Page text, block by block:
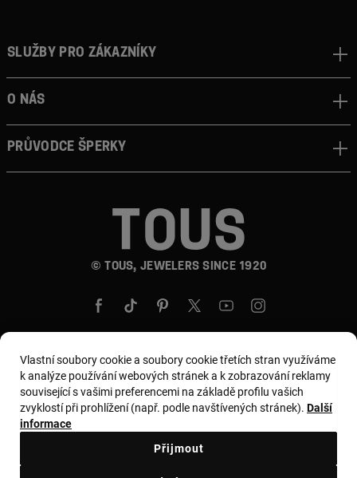
© TOUS, JEWELERS SINCE 1920
Služby pro zákazníky
O nás
Průvodce šperky
Země a měna: Czech Republic / Euro
Všeobecné podmínky
Vlastní soubory cookie a soubory cookie třetích stran využíváme
k analýze používání webových stránek a k zobrazování reklamy
související s vašimi preferencemi na základě profilu vašich
zvyklostí při prohlížení (např. podle navštívených stránek). Další
informace
Přijmout